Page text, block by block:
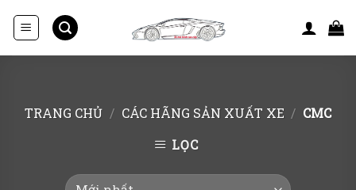
TRANG CHỦ / CÁC HÃNG SẢN XUẤT XE / CMC
LỌC